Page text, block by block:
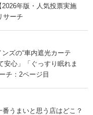
年版・人気投票実施
サーチ
ズの“車内遮光カーテ
心」「ぐっすり眠れま
チ：2ページ目
うまいと思う店はどこ？